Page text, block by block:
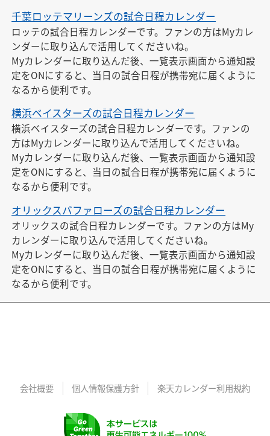
千葉ロッテマリーンズの試合日程カレンダー
ロッテの試合日程カレンダーです。ファンの方はMyカレ
ンダーに取り込んで活用してくださいね。
Myカレンダーに取り込んだ後、一覧表示画面から通知設
定をONにすると、当日の試合日程が携帯宛に届くように
なるから便利です。
横浜ベイスターズの試合日程カレンダー
横浜ベイスターズの試合日程カレンダーです。ファンの
方はMyカレンダーに取り込んで活用してくださいね。
Myカレンダーに取り込んだ後、一覧表示画面から通知設
定をONにすると、当日の試合日程が携帯宛に届くように
なるから便利です。
オリックスバファローズの試合日程カレンダー
オリックスの試合日程カレンダーです。ファンの方はMy
カレンダーに取り込んで活用してくださいね。
Myカレンダーに取り込んだ後、一覧表示画面から通知設
定をONにすると、当日の試合日程が携帯宛に届くように
なるから便利です。
会社概要 個人情報保護方針 楽天カレンダー利用規約